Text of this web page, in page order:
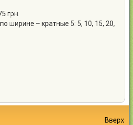
грн.
ширине – кратные 5: 5, 10, 15, 20,
Вверх